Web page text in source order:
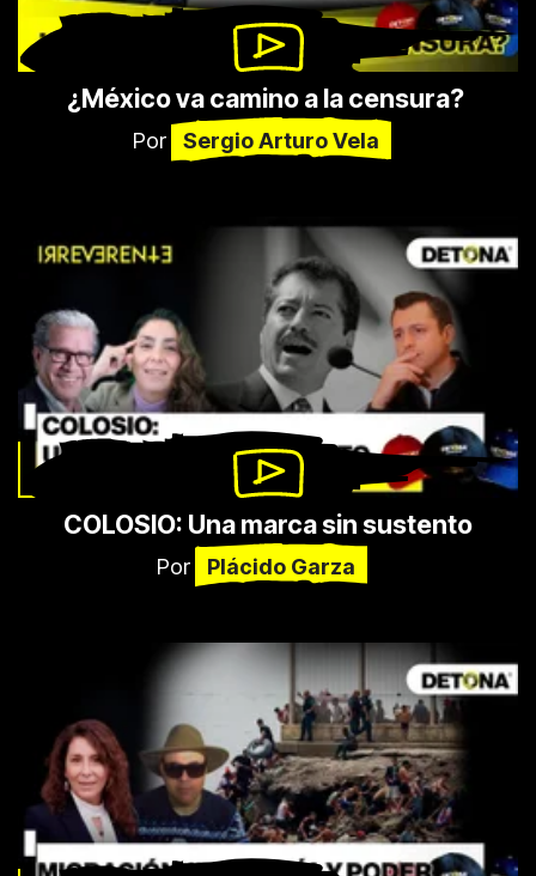
¿México va camino a la censura?
Por Sergio Arturo Vela
COLOSIO: Una marca sin sustento
Por Plácido Garza